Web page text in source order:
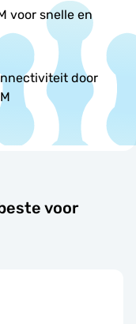
voor snelle en
door
voor